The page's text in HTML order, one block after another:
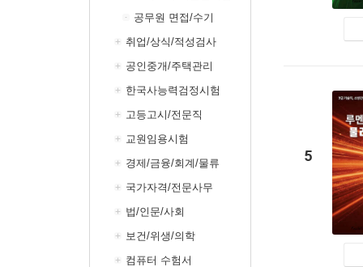
공무원 면접/수기
취업/상식/적성검사
공인중개/주택관리
한국사능력검정시험
고등고시/전문직
교원임용시험
경제/금융/회계/물류
국가자격/전문사무
법/인문/사회
보건/위생/의학
컴퓨터 수험서
5